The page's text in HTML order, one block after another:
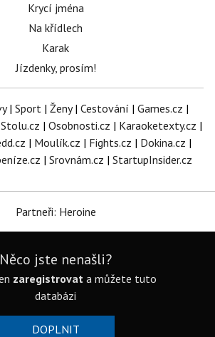
Krycí jména
Na křídlech
Karak
Jízdenky, prosím!
| Sport | Ženy| Cestování | Games.cz |
| Osobnosti.cz | Karaoketexty.cz |
| Moulík.cz | Fights.cz | Dokina.cz |
| Srovnám.cz | StartupInsider.cz
Partneři: Heroine
Něco jste nenašli?
zaregistrovat a můžete tuto
databázi
DOPLNIT